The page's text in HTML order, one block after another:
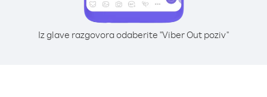
Iz glave razgovora odaberite "Viber Out poziv"